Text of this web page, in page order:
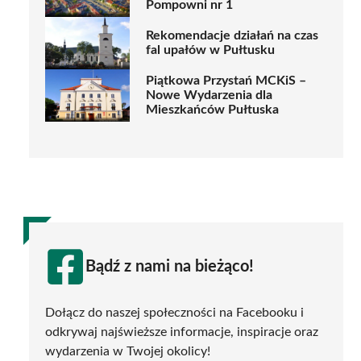
Pompowni nr 1
Rekomendacje działań na czas
fal upałów w Pułtusku
Piątkowa Przystań MCKiS –
Nowe Wydarzenia dla
Mieszkańców Pułtuska
Bądź z nami na bieżąco!
Dołącz do naszej społeczności na Facebooku i
odkrywaj najświeższe informacje, inspiracje oraz
wydarzenia w Twojej okolicy!